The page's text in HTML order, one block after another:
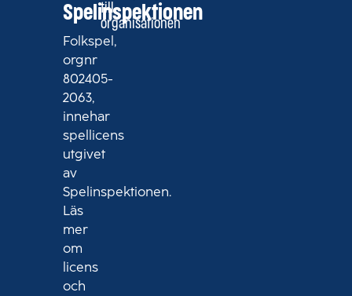
Spelinspektionen
Folkspel,
orgnr
802405-
2063,
innehar
spellicens
utgivet
av
Spelinspektionen.
Läs
mer
om
licens
och
till
organisationen